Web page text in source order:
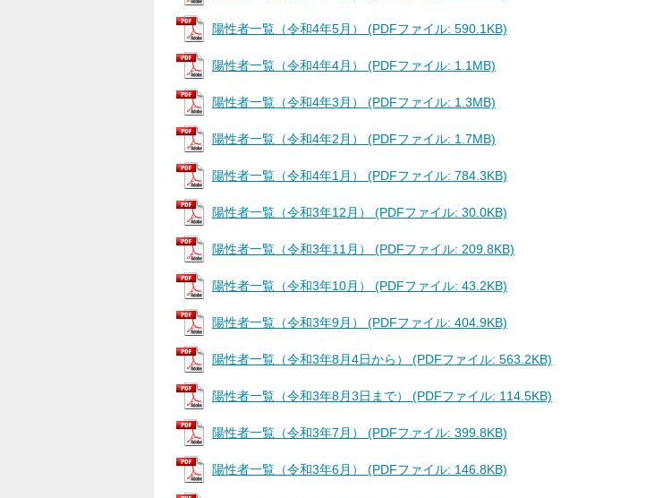
陽性者一覧（令和4年5月） (PDFファイル: 590.1KB)
陽性者一覧（令和4年4月） (PDFファイル: 1.1MB)
陽性者一覧（令和4年3月） (PDFファイル: 1.3MB)
陽性者一覧（令和4年2月） (PDFファイル: 1.7MB)
陽性者一覧（令和4年1月） (PDFファイル: 784.3KB)
陽性者一覧（令和3年12月） (PDFファイル: 30.0KB)
陽性者一覧（令和3年11月） (PDFファイル: 209.8KB)
陽性者一覧（令和3年10月） (PDFファイル: 43.2KB)
陽性者一覧（令和3年9月） (PDFファイル: 404.9KB)
陽性者一覧（令和3年8月4日から） (PDFファイル: 563.2KB)
陽性者一覧（令和3年8月3日まで） (PDFファイル: 114.5KB)
陽性者一覧（令和3年7月） (PDFファイル: 399.8KB)
陽性者一覧（令和3年6月） (PDFファイル: 146.8KB)